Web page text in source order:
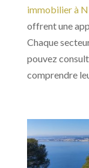
immobilier à
offrent une
Chaque
pouvez
comprendre